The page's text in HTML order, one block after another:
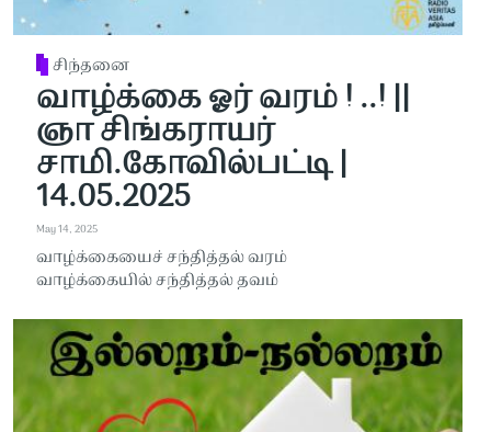
சிந்தனை
வாழ்க்கை ஓர் வரம் ! ..! ||
ஞா சிங்கராயர்
சாமி.கோவில்பட்டி |
14.05.2025
May 14, 2025
வாழ்க்கையைச் சந்தித்தல் வரம்
வாழ்க்கையில் சந்தித்தல் தவம்